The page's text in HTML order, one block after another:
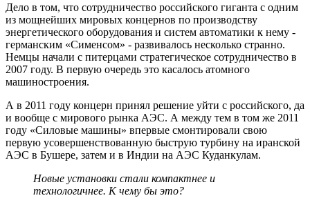
Дело в том, что сотрудничество российского гиганта с одним
из мощнейших мировых концернов по производству
энергетического оборудования и систем автоматики к нему -
германским «Сименсом» - развивалось несколько странно.
Немцы начали с питерцами стратегическое сотрудничество в
2007 году. В первую очередь это касалось атомного
машиностроения.
А в 2011 году концерн принял решение уйти с российского, да
и вообще с мирового рынка АЭС. А между тем в том же 2011
году «Силовые машины» впервые смонтировали свою
первую усовершенствованную быструю турбину на иранской
АЭС в Бушере, затем и в Индии на АЭС Куданкулам.
Новые установки стали компактнее и
технологичнее. К чему бы это?